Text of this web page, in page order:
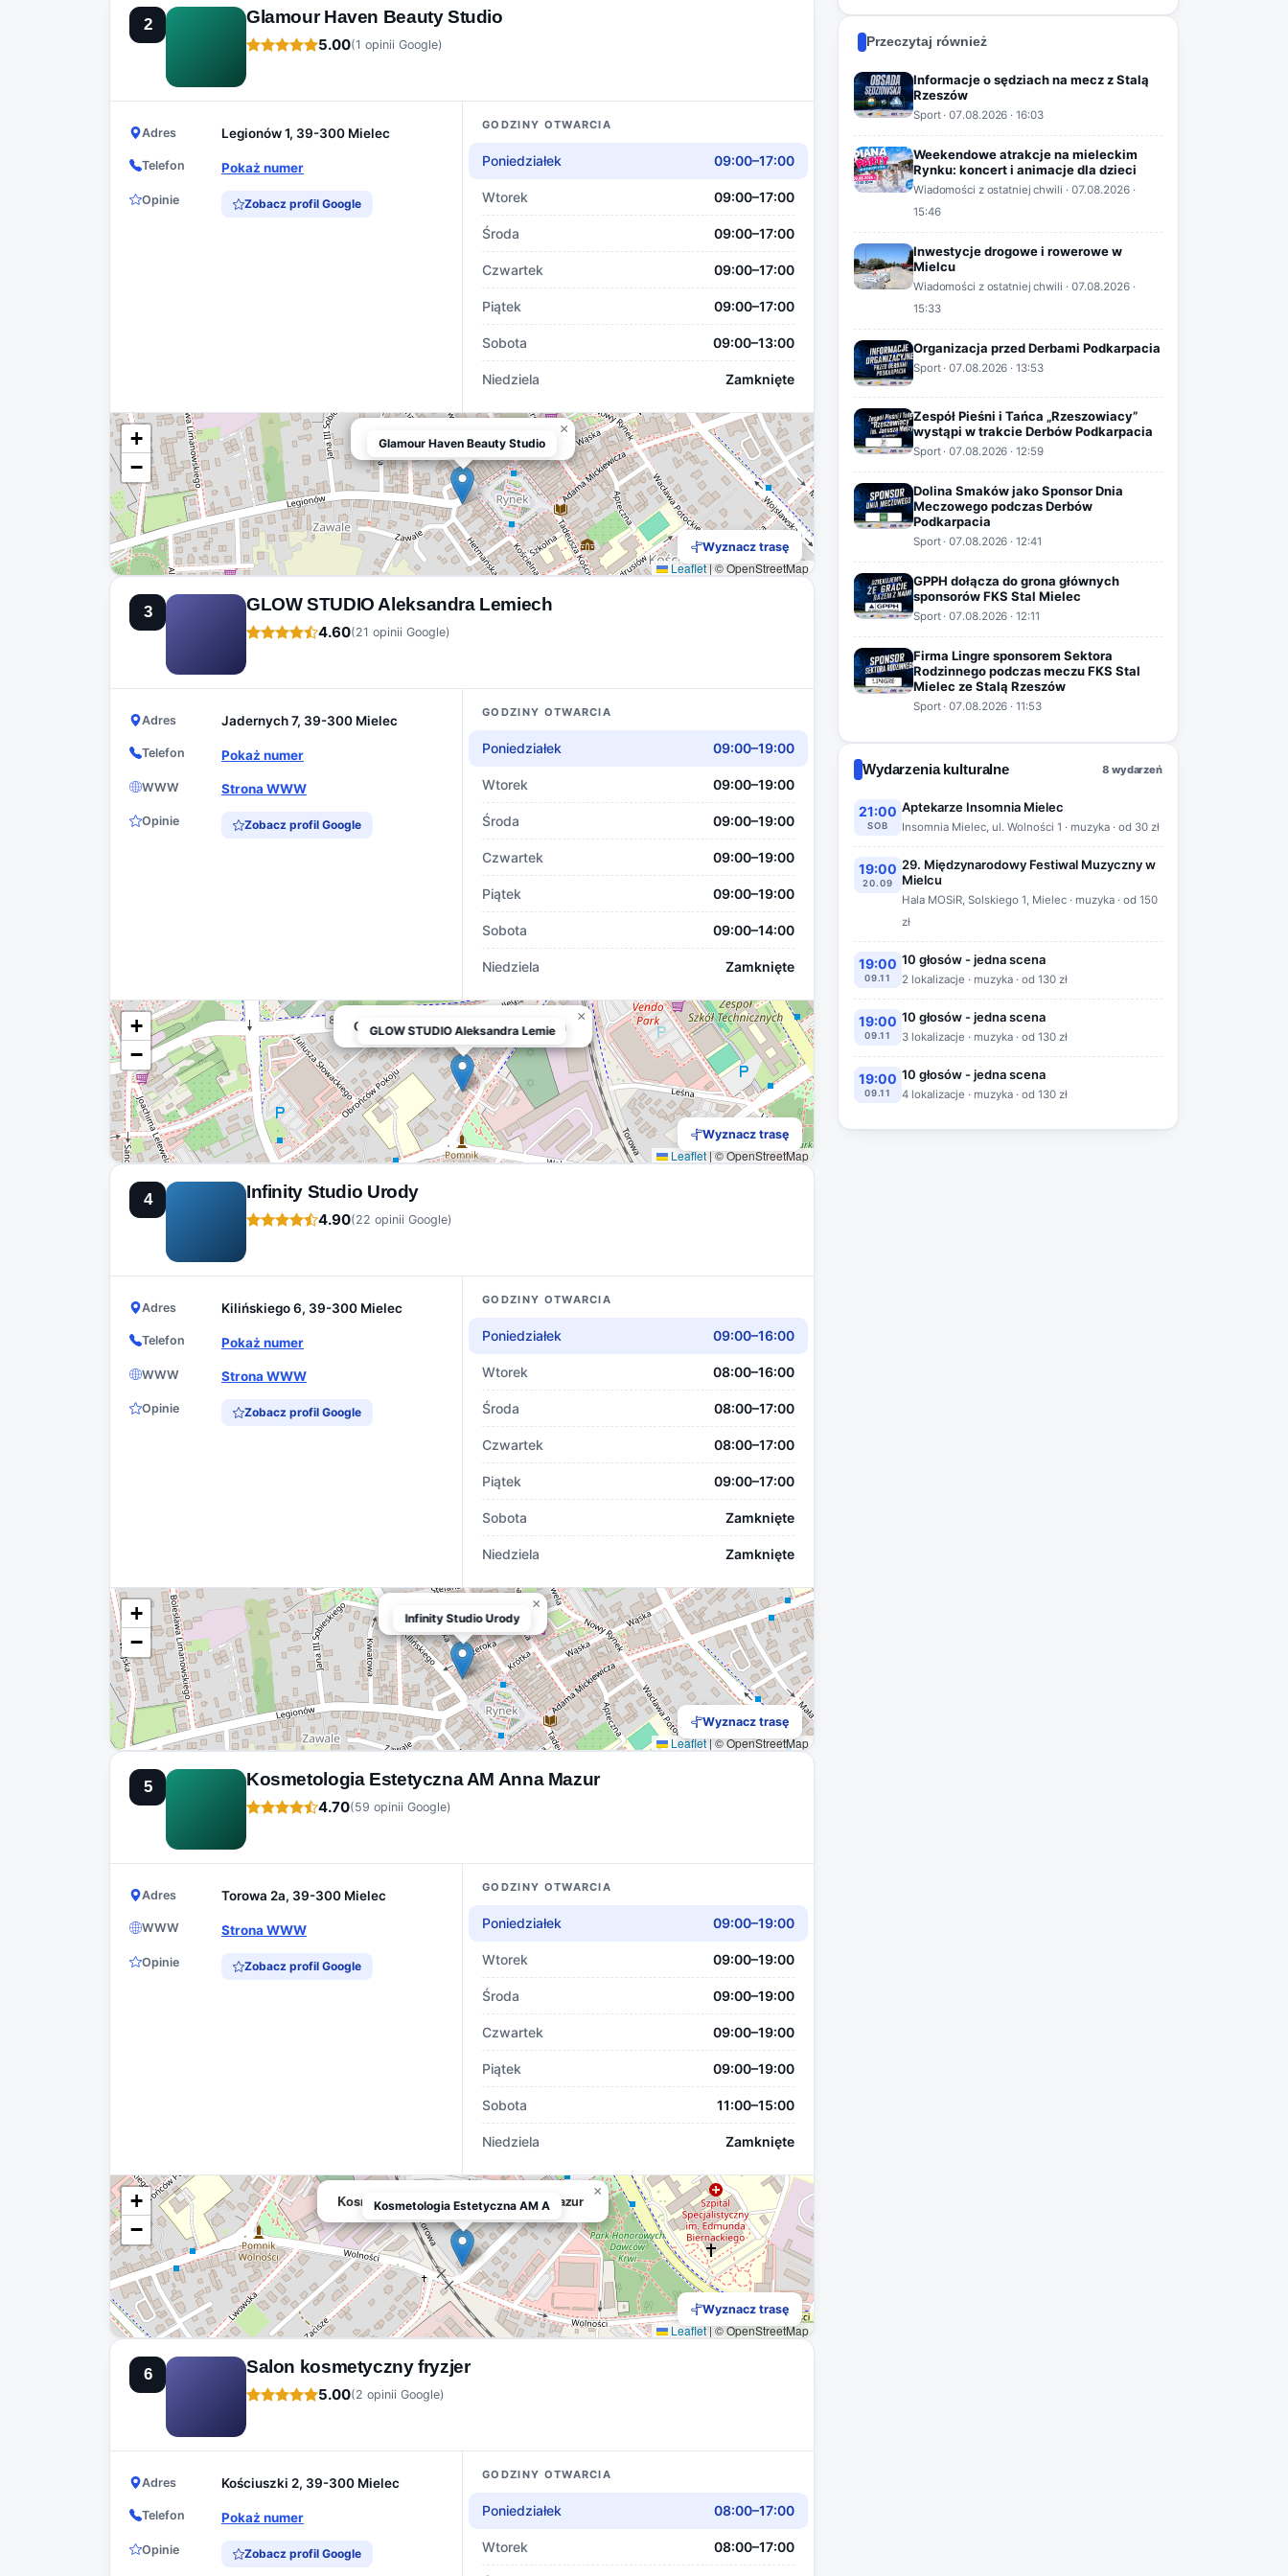
2 Glamour Haven Beauty Studio
5.00(1 opinii Google)
Adres Legionów 1, 39-300 Mielec
Telefon Pokaż numer
Opinie Zobacz profil Google
GODZINY OTWARCIA
Poniedziałek 09:00–17:00
Wtorek 09:00–17:00
Środa 09:00–17:00
Czwartek 09:00–17:00
Piątek 09:00–17:00
Sobota 09:00–13:00
Niedziela Zamknięte
Glamour Haven Beauty Studio
×
+
−
Leaflet|© OpenStreetMap
Glamour Haven Beauty Studio
Wyznacz trasę
3 GLOW STUDIO Aleksandra Lemiech
4.60(21 opinii Google)
Adres Jadernych 7, 39-300 Mielec
Telefon Pokaż numer
WWW Strona WWW
Opinie Zobacz profil Google
GODZINY OTWARCIA
Poniedziałek 09:00–19:00
Wtorek 09:00–19:00
Środa 09:00–19:00
Czwartek 09:00–19:00
Piątek 09:00–19:00
Sobota 09:00–14:00
Niedziela Zamknięte
GLOW STUDIO Aleksandra Lemiech
×
+
−
Leaflet|© OpenStreetMap
GLOW STUDIO Aleksandra Lemie
Wyznacz trasę
4 Infinity Studio Urody
4.90(22 opinii Google)
Adres Kilińskiego 6, 39-300 Mielec
Telefon Pokaż numer
WWW Strona WWW
Opinie Zobacz profil Google
GODZINY OTWARCIA
Poniedziałek 09:00–16:00
Wtorek 08:00–16:00
Środa 08:00–17:00
Czwartek 08:00–17:00
Piątek 09:00–17:00
Sobota Zamknięte
Niedziela Zamknięte
Infinity Studio Urody
×
+
−
Leaflet|© OpenStreetMap
Infinity Studio Urody
Wyznacz trasę
5 Kosmetologia Estetyczna AM Anna Mazur
4.70(59 opinii Google)
Adres Torowa 2a, 39-300 Mielec
WWW Strona WWW
Opinie Zobacz profil Google
GODZINY OTWARCIA
Poniedziałek 09:00–19:00
Wtorek 09:00–19:00
Środa 09:00–19:00
Czwartek 09:00–19:00
Piątek 09:00–19:00
Sobota 11:00–15:00
Niedziela Zamknięte
Kosmetologia Estetyczna AM Anna Mazur
×
+
−
Leaflet|© OpenStreetMap
Kosmetologia Estetyczna AM A
Wyznacz trasę
6 Salon kosmetyczny fryzjer
5.00(2 opinii Google)
Adres Kościuszki 2, 39-300 Mielec
Telefon Pokaż numer
Opinie Zobacz profil Google
GODZINY OTWARCIA
Poniedziałek 08:00–17:00
Wtorek 08:00–17:00
Przeczytaj również
Informacje o sędziach na mecz z Stalą
Rzeszów
Sport·07.08.2026 · 16:03
Weekendowe atrakcje na mieleckim
Rynku: koncert i animacje dla dzieci
Wiadomości z ostatniej chwili · 07.08.2026·
15:46
Inwestycje drogowe i rowerowe w
Mielcu
Wiadomości z ostatniej chwili · 07.08.2026·
15:33
Organizacja przed Derbami Podkarpacia
Sport·07.08.2026 · 13:53
Zespół Pieśni i Tańca „Rzeszowiacy”
wystąpi w trakcie Derbów Podkarpacia
Sport·07.08.2026 · 12:59
Dolina Smaków jako Sponsor Dnia
Meczowego podczas Derbów
Podkarpacia
Sport·07.08.2026 · 12:41
GPPH dołącza do grona głównych
sponsorów FKS Stal Mielec
Sport·07.08.2026 · 12:11
Firma Lingre sponsorem Sektora
Rodzinnego podczas meczu FKS Stal
Mielec ze Stalą Rzeszów
Sport·07.08.2026 · 11:53
Wydarzenia kulturalne 8 wydarzeń
21:00
SOB
Aptekarze Insomnia Mielec
Insomnia Mielec, ul. Wolności 1 · muzyka · od 30 zł
19:00
20.09
29. Międzynarodowy Festiwal Muzyczny w
Mielcu
Hala MOSiR, Solskiego 1, Mielec · muzyka · od 150
zł
19:00
09.11
10 głosów - jedna scena
2 lokalizacje · muzyka · od 130 zł
19:00
09.11
10 głosów - jedna scena
3 lokalizacje · muzyka · od 130 zł
19:00
09.11
10 głosów - jedna scena
4 lokalizacje · muzyka · od 130 zł